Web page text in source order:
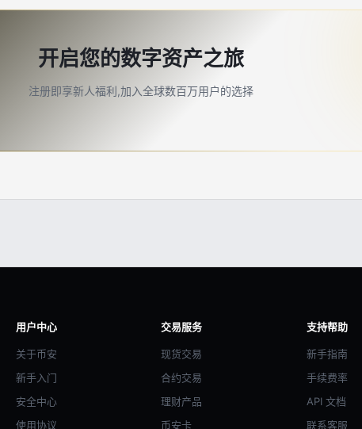
开启您的数字资产之旅
注册即享新人福利,加入全球数百万用户的选择
用户中心
关于币安
新手入门
安全中心
使用协议
交易服务
现货交易
合约交易
理财产品
币安卡
支持帮助
新手指南
手续费率
API 文档
联系客服